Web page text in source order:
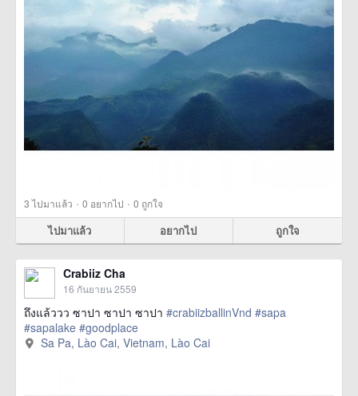
3ไปมาแล้ว · 0 อยากไป · 0 ถูกใจ
ไปมาแล้ว อยากไป ถูกใจ
Crabiiz Cha
16 กันยายน 2559
ถึงแล้ววว ซาปา ซาปา ซาปา #crabiizballinVnd #sapa
#sapalake #goodplace
Sa Pa, Lào Cai, Vietnam, Lào Cai